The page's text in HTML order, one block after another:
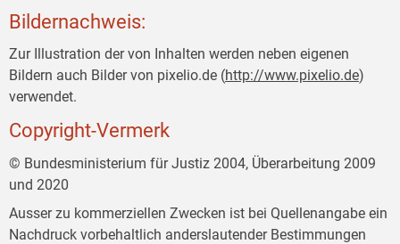
Bildernachweis:
Zur Illustration der von Inhalten werden neben eigenen
Bildern auch Bilder von pixelio.de (http://www.pixelio.de)
verwendet.
Copyright-Vermerk
© Bundesministerium für Justiz 2004, Überarbeitung 2009
und 2020
Ausser zu kommerziellen Zwecken ist bei Quellenangabe ein
Nachdruck vorbehaltlich anderslautender Bestimmungen